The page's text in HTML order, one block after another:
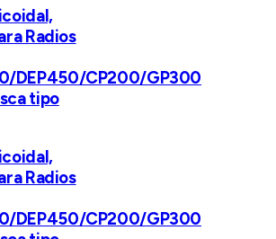
Radios
DEP450/CP200/GP300
tipo
Radios
DEP450/CP200/GP300